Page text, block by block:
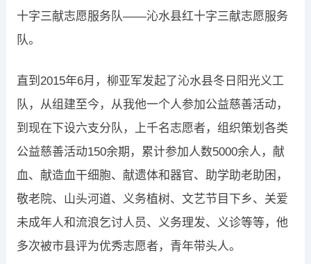
十字三献志愿服务队——沁水县红十字三献志愿服务
队。
直到2015年6月，柳亚军发起了沁水县冬日阳光义工
队，从组建至今，从我他一个人参加公益慈善活动，
到现在下设六支分队，上千名志愿者，组织策划各类
公益慈善活动150余期，累计参加人数5000余人，献
血、献造血干细胞、献遗体和器官、助学助老助困，
敬老院、山头河道、义务植树、文艺节目下乡、关爱
未成年人和流浪乞讨人员、义务理发、义诊等等，他
多次被市县评为优秀志愿者，青年带头人。